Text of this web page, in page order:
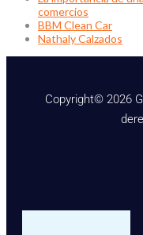
comercios
BBM Clean Car
Nathaly Calzados
Copyright© 2026